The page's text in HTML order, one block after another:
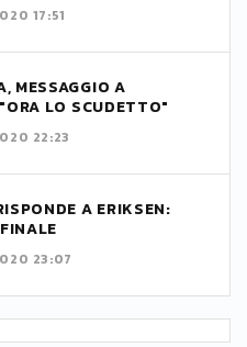
17:51
MESSAGGIO A
LO SCUDETTO"
22:23
A ERIKSEN:
23:07